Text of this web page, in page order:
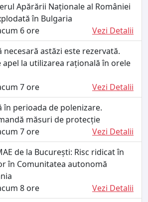
Apărării Naționale al României
în Bulgaria
6 ore
Vezi Detalii
necesară astăzi este rezervată.
apel la utilizarea rațională în orele
7 ore
Vezi Detalii
în perioada de polenizare.
măsuri de protecție
7 ore
Vezi Detalii
de la București: Risc ridicat în
în Comunitatea autonomă
8 ore
Vezi Detalii